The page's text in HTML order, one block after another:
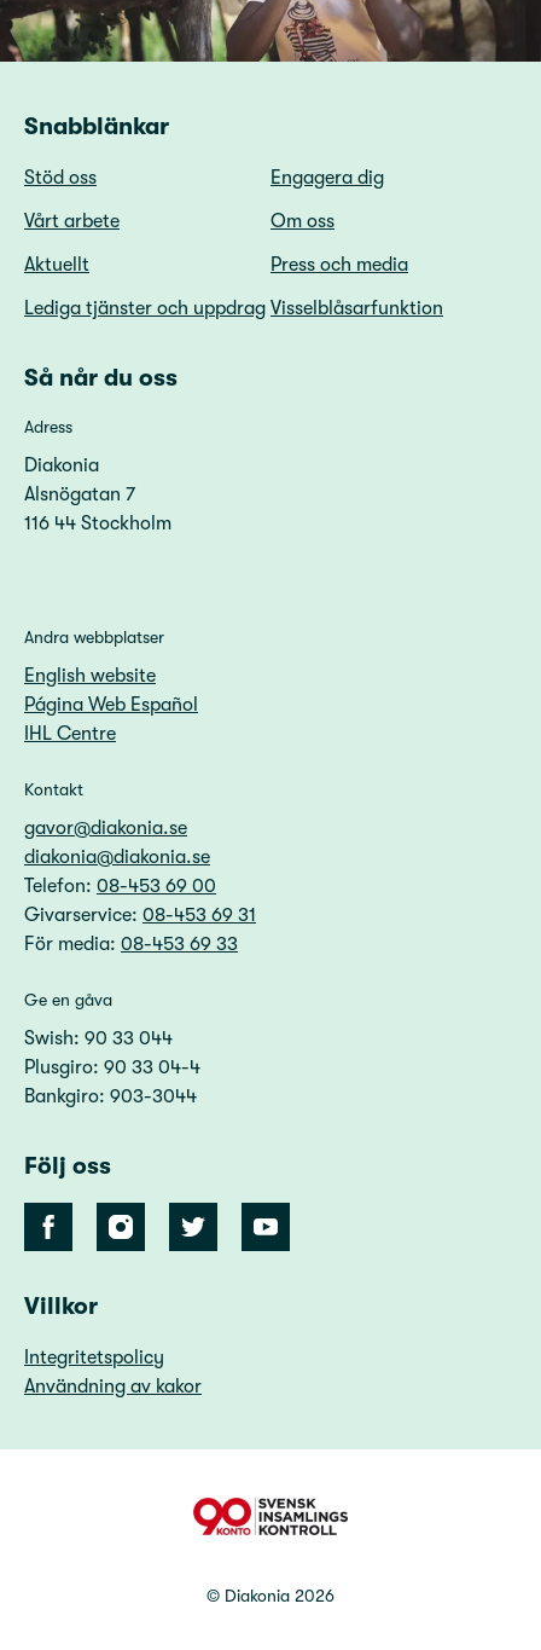
Snabblänkar
Stöd oss
Engagera dig
Vårt arbete
Om oss
Aktuellt
Press och media
Lediga tjänster och uppdrag Visselblåsarfunktion
Så når du oss
Adress
Diakonia
Alsnögatan 7
116 44 Stockholm
Andra webbplatser
English website
Página Web Español
IHL Centre
Kontakt
gavor@diakonia.se
diakonia@diakonia.se
Telefon: 08-453 69 00
Givarservice: 08-453 69 31
För media: 08-453 69 33
Ge en gåva
Swish: 90 33 044
Plusgiro: 90 33 04-4
Bankgiro: 903-3044
Följ oss
Villkor
Integritetspolicy
Användning av kakor
90 Konto
© Diakonia 2026